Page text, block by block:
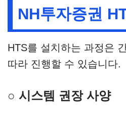
NH투자증권
HTS를 설치하는 과정은
따라 진행할 수 있습니다.
○ 시스템 권장 사양